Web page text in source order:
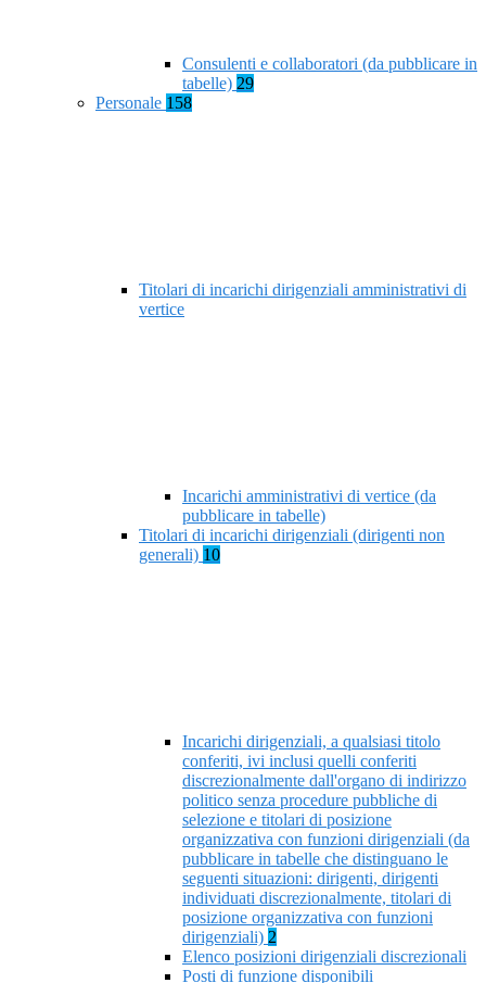
Consulenti e collaboratori (da pubblicare in
tabelle) 29
Personale 158
Titolari di incarichi dirigenziali amministrativi di
vertice
Incarichi amministrativi di vertice (da
pubblicare in tabelle)
Titolari di incarichi dirigenziali (dirigenti non
generali) 10
Incarichi dirigenziali, a qualsiasi titolo
conferiti, ivi inclusi quelli conferiti
discrezionalmente dall'organo di indirizzo
politico senza procedure pubbliche di
selezione e titolari di posizione
organizzativa con funzioni dirigenziali (da
pubblicare in tabelle che distinguano le
seguenti situazioni: dirigenti, dirigenti
individuati discrezionalmente, titolari di
posizione organizzativa con funzioni
dirigenziali) 2
Elenco posizioni dirigenziali discrezionali
Posti di funzione disponibili